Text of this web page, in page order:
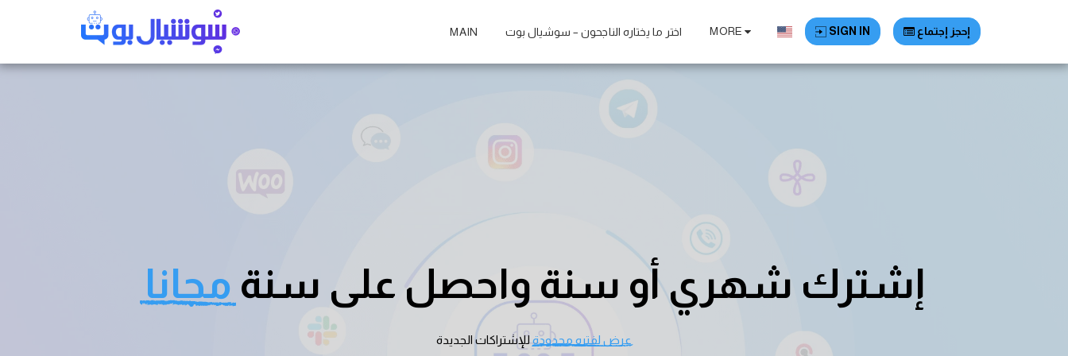
MAIN اختر ما يختاره الناجحون – سوشيال بوت MORE SIGN IN إحجز إجتماع
إشترك شهري أو سنة واحصل على سنة مجانا
عرض لفتره محدودة للإشتراكات الجديدة